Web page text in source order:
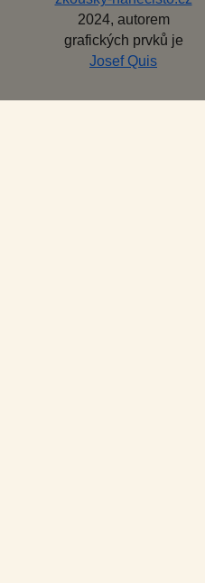
2024, autorem
grafických prvků je
Josef Quis